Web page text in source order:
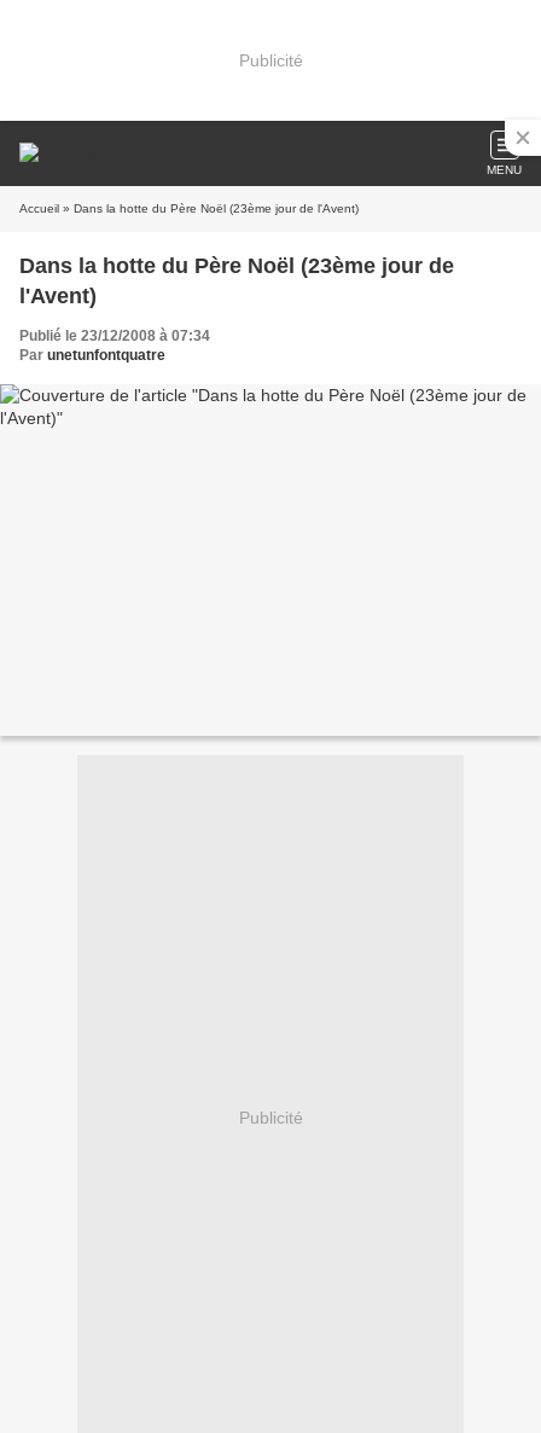
Publicité
MENU
Accueil » Dans la hotte du Père Noël (23ème jour de l'Avent)
Dans la hotte du Père Noël (23ème jour de
l'Avent)
Publié le 23/12/2008 à 07:34
Par unetunfontquatre
Publicité